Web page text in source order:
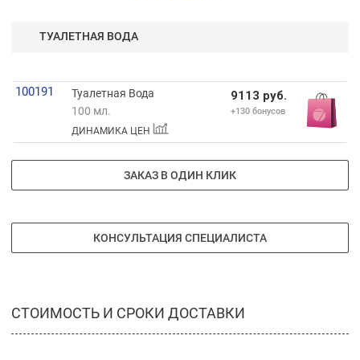
ТУАЛЕТНАЯ ВОДА
100191
Туалетная Вода
100 мл.
ДИНАМИКА ЦЕН
9113 руб.
+130 бонусов
ЗАКАЗ В ОДИН КЛИК
КОНСУЛЬТАЦИЯ СПЕЦИАЛИСТА
СТОИМОСТЬ И СРОКИ ДОСТАВКИ